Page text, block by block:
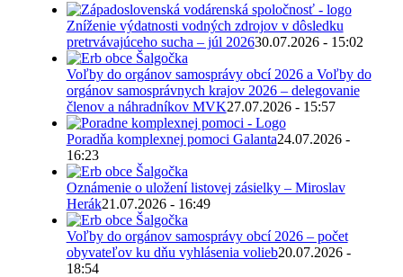
Zníženie výdatnosti vodných zdrojov v dôsledku
pretrvávajúceho sucha – júl 202630.07.2026 - 15:02
Voľby do orgánov samosprávy obcí 2026 a Voľby do
orgánov samosprávnych krajov 2026 – delegovanie
členov a náhradníkov MVK27.07.2026 - 15:57
Poradňa komplexnej pomoci Galanta24.07.2026 -
16:23
Oznámenie o uložení listovej zásielky – Miroslav
Herák21.07.2026 - 16:49
Voľby do orgánov samosprávy obcí 2026 – počet
obyvateľov ku dňu vyhlásenia volieb20.07.2026 -
18:54